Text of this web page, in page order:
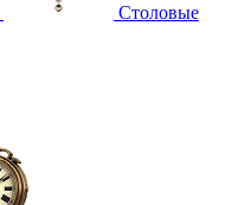
Столовые